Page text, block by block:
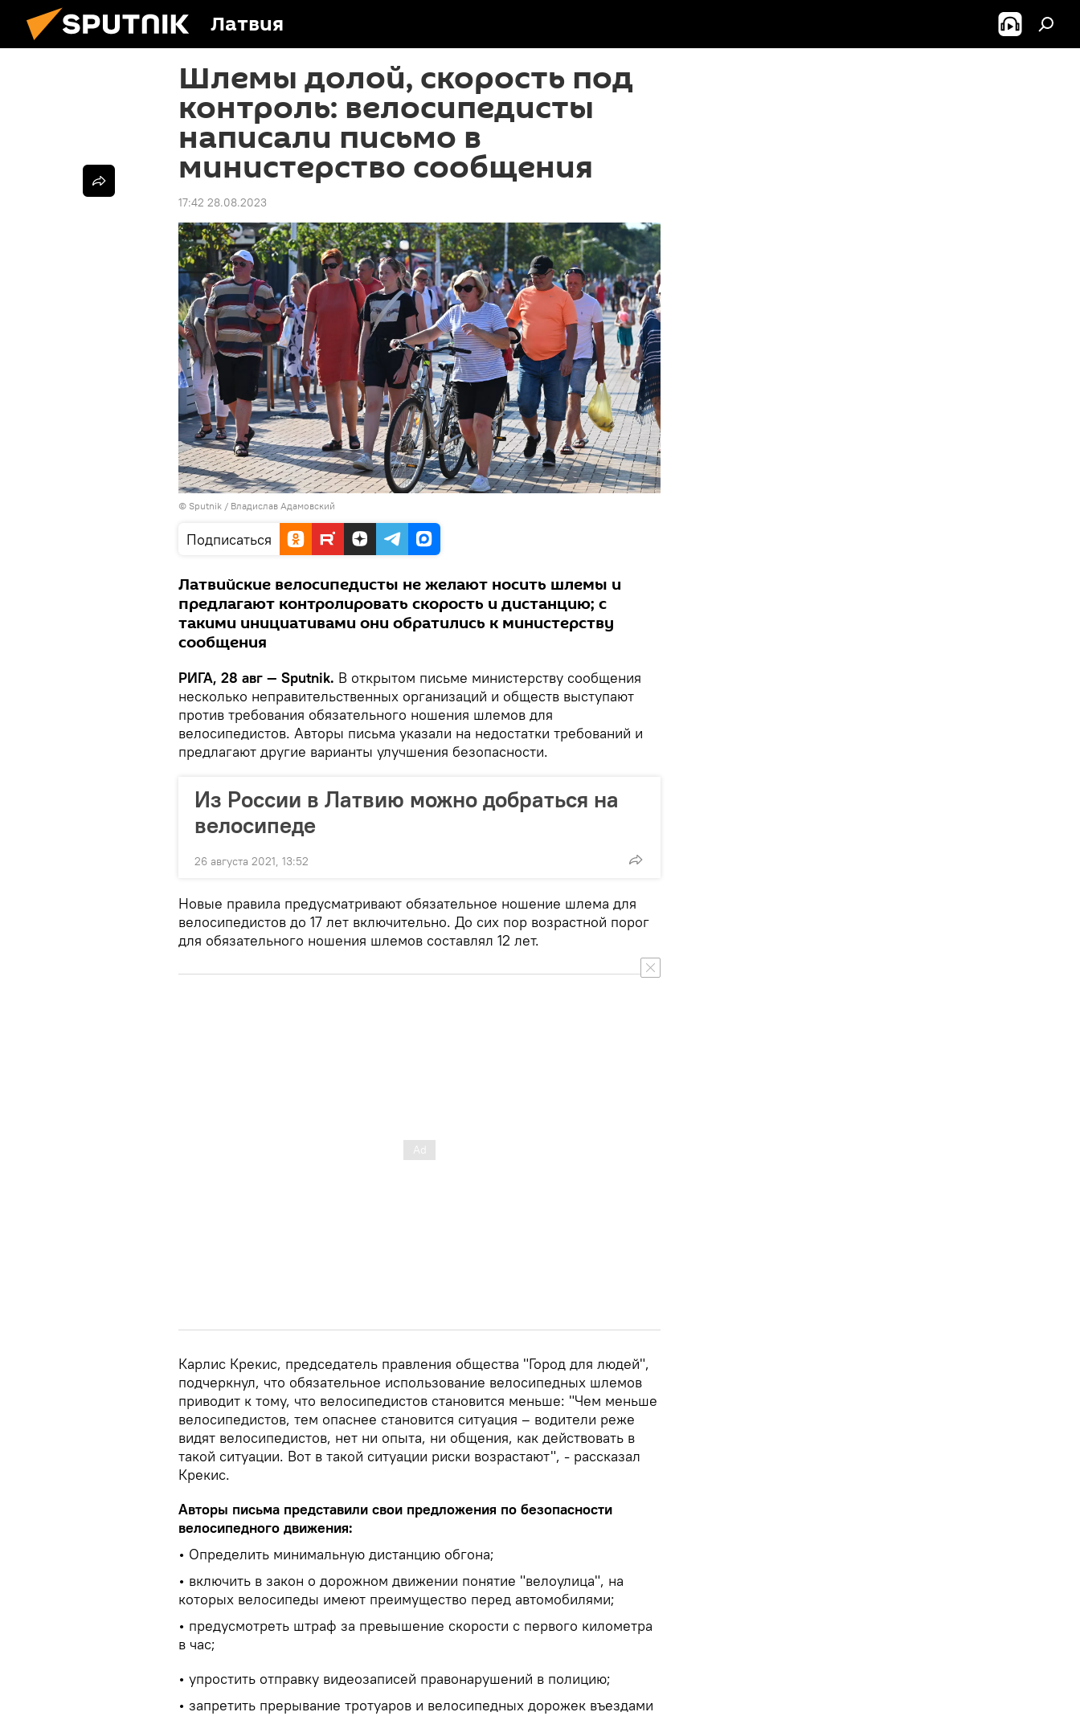
Латвия
Шлемы долой, скорость под
контроль: велосипедисты
написали письмо в
министерство сообщения
17:42 28.08.2023
© Sputnik / Владислав Адамовский
Подписаться
Латвийские велосипедисты не желают носить шлемы и
предлагают контролировать скорость и дистанцию; с
такими инициативами они обратились к министерству
сообщения
РИГА, 28 авг — Sputnik. В открытом письме министерству сообщения
несколько неправительственных организаций и обществ выступают
против требования обязательного ношения шлемов для
велосипедистов. Авторы письма указали на недостатки требований и
предлагают другие варианты улучшения безопасности.
Из России в Латвию можно добраться на
велосипеде
26 августа 2021, 13:52
Новые правила предусматривают обязательное ношение шлема для
велосипедистов до 17 лет включительно. До сих пор возрастной порог
для обязательного ношения шлемов составлял 12 лет.
Карлис Крекис, председатель правления общества "Город для людей",
подчеркнул, что обязательное использование велосипедных шлемов
приводит к тому, что велосипедистов становится меньше: "Чем меньше
велосипедистов, тем опаснее становится ситуация – водители реже
видят велосипедистов, нет ни опыта, ни общения, как действовать в
такой ситуации. Вот в такой ситуации риски возрастают", - рассказал
Крекис.
Авторы письма представили свои предложения по безопасности
велосипедного движения:
• Определить минимальную дистанцию обгона;
• включить в закон о дорожном движении понятие "велоулица", на
которых велосипеды имеют преимущество перед автомобилями;
• предусмотреть штраф за превышение скорости с первого километра
в час;
• упростить отправку видеозаписей правонарушений в полицию;
• запретить прерывание тротуаров и велосипедных дорожек въездами